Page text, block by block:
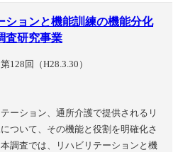
ションと機能訓練の機能分化
査研究事業
回（H28.3.30）
ーション、通所介護で提供されるリ
ついて、その機能と役割を明確化さ
調査では、リハビリテーションと機